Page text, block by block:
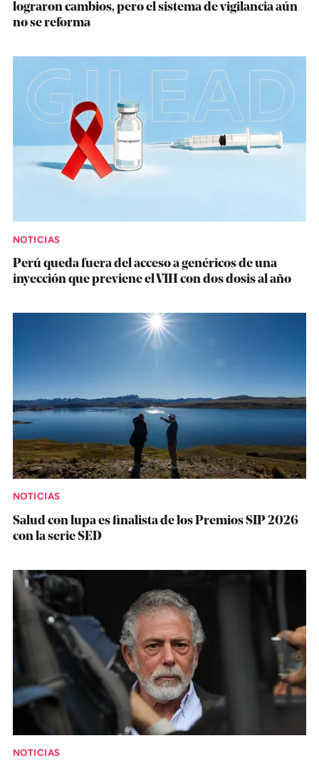
lograron cambios, pero el sistema de vigilancia aún
no se reforma
NOTICIAS
Perú queda fuera del acceso a genéricos de una
inyección que previene el VIH con dos dosis al año
NOTICIAS
Salud con lupa es finalista de los Premios SIP 2026
con la serie SED
NOTICIAS